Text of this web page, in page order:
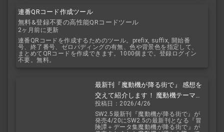
連番QRコード作成ツール
無料&登録不要の高性能QRコードツール
2ヶ月前に更新
連番QRコードを作成するためのツール。prefix, suffix, 開始番
号、終了番号、ゼロパディングの有無、色や背景色を指定して、
まとめてQRコードを作成できます。1000個まで。登録ログイン
不要。無料。
最新刊『魔動機が降る街で』 感想を
交えて紹介します！ 魔動機テーマの
小説！ おもしろいデータも多数！
投稿日：2026/4/26
SW2.5最新刊『魔動機が降る街で』が
発売4/20にSW2.5の最新刊となる『冒
険譚＋データ集魔動機が降る街で』が